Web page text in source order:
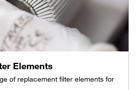
Elements
of replacement filter elements for